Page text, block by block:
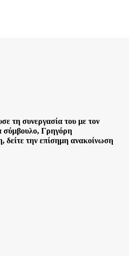
τη συνεργασία του με τον
σύμβουλο, Γρηγόρη
δείτε την επίσημη ανακοίνωση